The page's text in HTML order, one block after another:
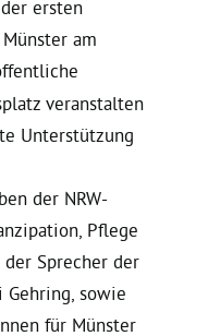
ersten
am
veranstalten
Unterstützung
der NRW-
Pflege
der Sprecher der
Gehring, sowie
für Münster